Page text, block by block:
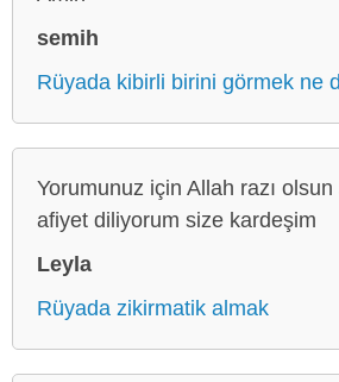
semih
Rüyada kibirli birini görmek ne
Yorumunuz için Allah razı olsun
afiyet diliyorum size kardeşim
Leyla
Rüyada zikirmatik almak